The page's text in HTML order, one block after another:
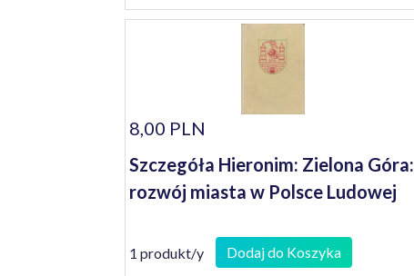
8,00 PLN
Szczegóła Hieronim: Zielona Góra:
rozwój miasta w Polsce Ludowej
1 produkt/y Dodaj do Koszyka